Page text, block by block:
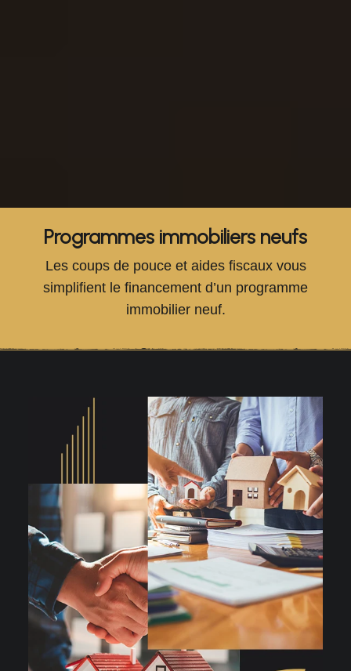
Programmes immobiliers neufs
Les coups de pouce et aides fiscaux vous
simplifient le financement d’un programme
immobilier neuf.